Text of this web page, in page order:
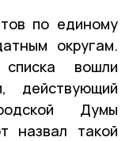
по единому
округам.
вошли
действующий
Думы
назвал такой